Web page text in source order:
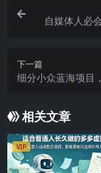
自媒体人必
下一篇
细分小众蓝海项目
相关文章
VIP